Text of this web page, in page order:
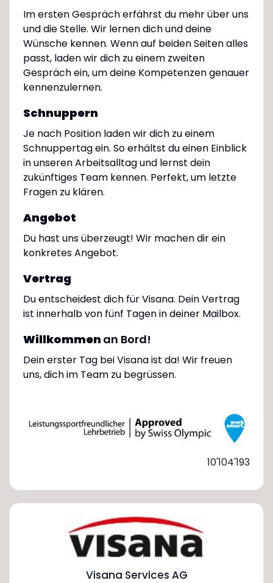
Im ersten Gespräch erfährst du mehr über uns
und die Stelle. Wir lernen dich und deine
Wünsche kennen. Wenn auf beiden Seiten alles
passt, laden wir dich zu einem zweiten
Gespräch ein, um deine Kompetenzen genauer
kennenzulernen.
Schnuppern
Je nach Position laden wir dich zu einem
Schnuppertag ein. So erhältst du einen Einblick
in unseren Arbeitsalltag und lernst dein
zukünftiges Team kennen. Perfekt, um letzte
Fragen zu klären.
Angebot
Du hast uns überzeugt! Wir machen dir ein
konkretes Angebot.
Vertrag
Du entscheidest dich für Visana. Dein Vertrag
ist innerhalb von fünf Tagen in deiner Mailbox.
Willkommen an Bord!
Dein erster Tag bei Visana ist da! Wir freuen
uns, dich im Team zu begrüssen.
10'104'193
Visana Services AG